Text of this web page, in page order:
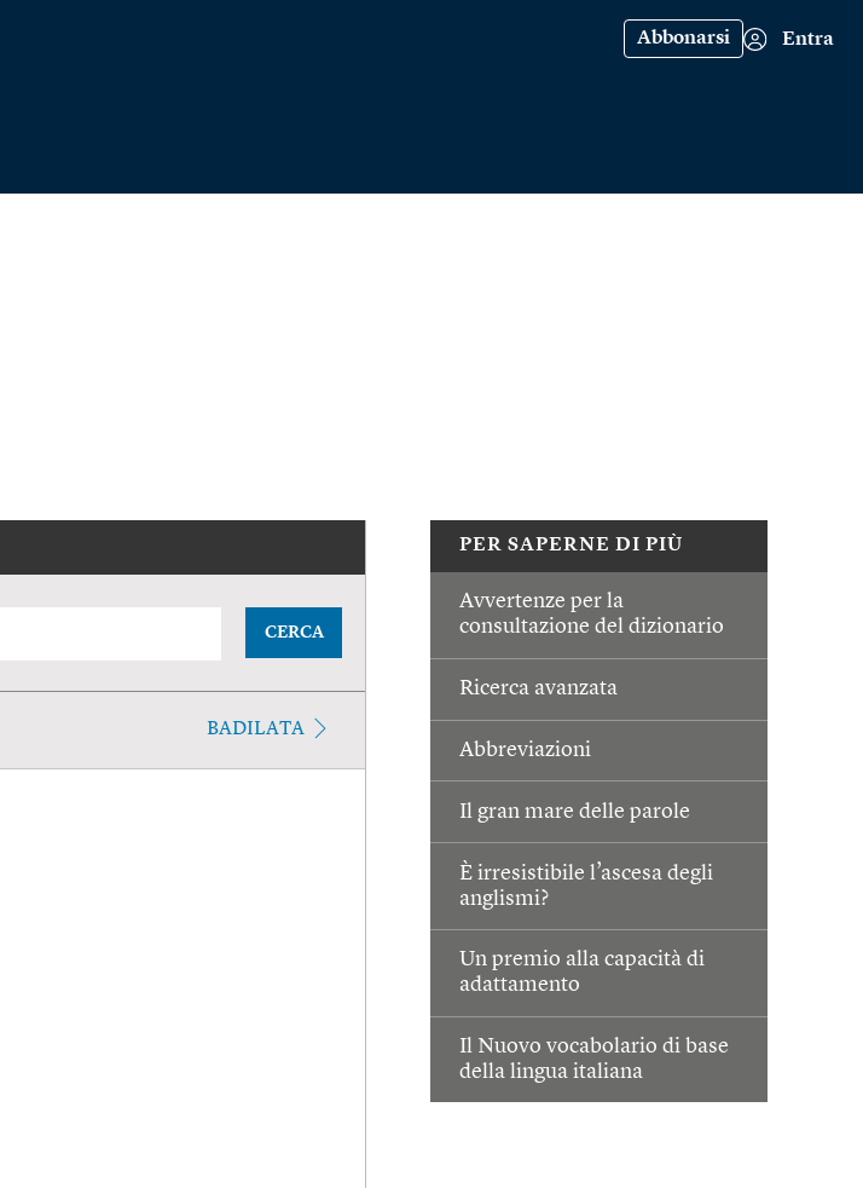
Abbonarsi Entra
PER SAPERNE DI PIÙ
Avvertenze per la
consultazione del dizionario
Ricerca avanzata
Abbreviazioni
Il gran mare delle parole
È irresistibile l’ascesa degli
anglismi?
Un premio alla capacità di
adattamento
Il Nuovo vocabolario di base
della lingua italiana
CERCA
BADILATA